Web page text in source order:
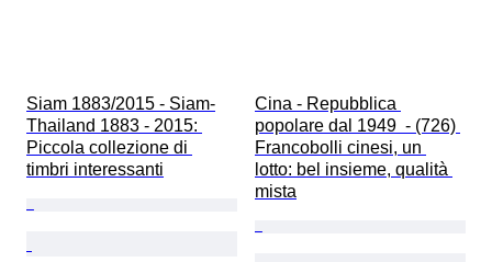
Siam 1883/2015 - Siam-
Thailand 1883 - 2015:
Piccola collezione di
timbri interessanti
Cina - Repubblica
popolare dal 1949  - (726)
Francobolli cinesi, un
lotto: bel insieme, qualità
mista